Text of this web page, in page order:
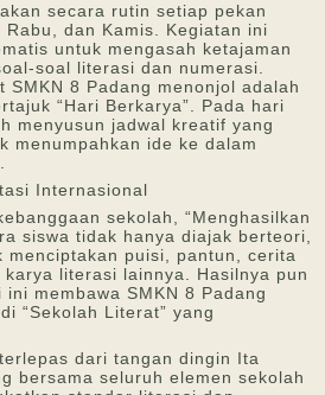
secara rutin setiap pekan
dan Kamis. Kegiatan ini
untuk mengasah ketajaman
soal literasi dan numerasi.
SMKN 8 Padang menonjol adalah
“Hari Berkarya”. Pada hari
menyusun jadwal kreatif yang
menumpahkan ide ke dalam
Internasional
sekolah, “Menghasilkan
siswa tidak hanya diajak berteori,
menciptakan puisi, pantun, cerita
literasi lainnya. Hasilnya pun
membawa SMKN 8 Padang
“Sekolah Literat” yang
dari tangan dingin Ita
bersama seluruh elemen sekolah